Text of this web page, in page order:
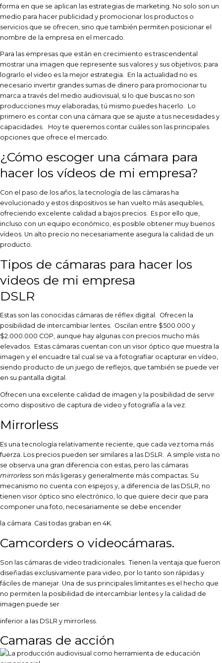
forma en que se aplican las estrategias de marketing. No solo son un
medio para hacer publicidad y promocionar los productos o
servicios que se ofrecen, sino que también permiten posicionar el
nombre de la empresa en el mercado.
Para las empresas que están en crecimiento es trascendental
mostrar una imagen que represente sus valores y sus objetivos; para
lograrlo el video es la mejor estrategia. En la actualidad no es
necesario invertir grandes sumas de dinero para promocionar tu
marca a través del medio audiovisual, si lo que buscas no son
producciones muy elaboradas, tú mismo puedes hacerlo. Lo
primero es contar con una cámara que se ajuste a tus necesidades y
capacidades. Hoy te queremos contar cuáles son las principales
opciones que ofrece el mercado.
¿Cómo escoger una cámara para
hacer los vídeos de mi empresa?
Con el paso de los años, la tecnología de las cámaras ha
evolucionado y estos dispositivos se han vuelto más asequibles,
ofreciendo excelente calidad a bajos precios. Es por ello que,
incluso con un equipo económico, es posible obtener muy buenos
vídeos. Un alto precio no necesariamente asegura la calidad de un
producto.
Tipos de cámaras para hacer los
videos de mi empresa
DSLR
Estas son las conocidas cámaras de réflex digital. Ofrecen la
posibilidad de intercambiar lentes. Oscilan entre $500.000 y
$2.000.000 COP, aunque hay algunas con precios mucho más
elevados. Estas cámaras cuentan con un visor óptico que muestra la
imagen y el encuadre tal cual se va a fotografiar ocapturar en vídeo,
siendo producto de un juego de reflejos, que también se puede ver
en su pantalla digital.
Ofrecen una excelente calidad de imagen y la posibilidad de servir
como dispositivo de captura de video y fotografía a la vez.
Mirrorless
Es una tecnología relativamente reciente, que cada vez toma más
fuerza. Los precios pueden ser similares a las DSLR. A simple vista no
se observa una gran diferencia con estas, pero las cámaras
mirrorless son más ligeras y generalmente más compactas. Su
mecanismo no cuenta con espejos y, a diferencia de las DSLR, no
tienen visor óptico sino electrónico, lo que quiere decir que para
componer una foto, necesariamente se debe encender
la cámara. Casi todas graban en 4K.
Camcorders o videocámaras.
Son las cámaras de video tradicionales. Tienen la ventaja que fueron
diseñadas exclusivamente para video, por lo tanto son rápidas y
fáciles de manejar. Una de sus principales limitantes es el hecho que
no permiten la posibilidad de intercambiar lentes y la calidad de
imagen puede ser
inferior a las DSLR y mirrorless.
Camaras de acción